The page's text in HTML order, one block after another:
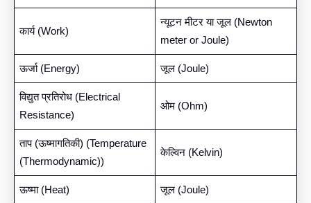
कार्य (Work)
न्यूटन मीटर या जूल (Newton
meter or Joule)
ऊर्जा (Energy) जूल (Joule)
विद्युत प्रतिरोध (Electrical
Resistance)
ओम (Ohm)
ताप (ऊष्मागतिकी) (Temperature
(Thermodynamic))
केल्विन (Kelvin)
ऊष्मा (Heat) जूल (Joule)